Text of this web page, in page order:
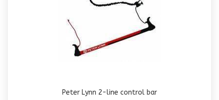
Peter Lynn 2-line control bar